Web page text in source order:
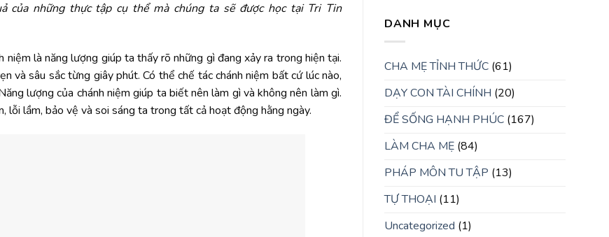
của những thực tập cụ thể mà chúng ta sẽ được học tại Tri Tin
niệm là năng lượng giúp ta thấy rõ những gì đang xảy ra trong hiện tại.
và sâu sắc từng giây phút. Có thể chế tác chánh niệm bất cứ lúc nào,
lượng của chánh niệm giúp ta biết nên làm gì và không nên làm gì.
lỗi lầm, bảo vệ và soi sáng ta trong tất cả hoạt động hằng ngày.
DANH MỤC
CHA MẸ TỈNH THỨC (61)
DẠY CON TÀI CHÍNH (20)
ĐỂ SỐNG HẠNH PHÚC (167)
LÀM CHA MẸ (84)
PHÁP MÔN TU TẬP (13)
TỰ THOẠI (11)
Uncategorized (1)